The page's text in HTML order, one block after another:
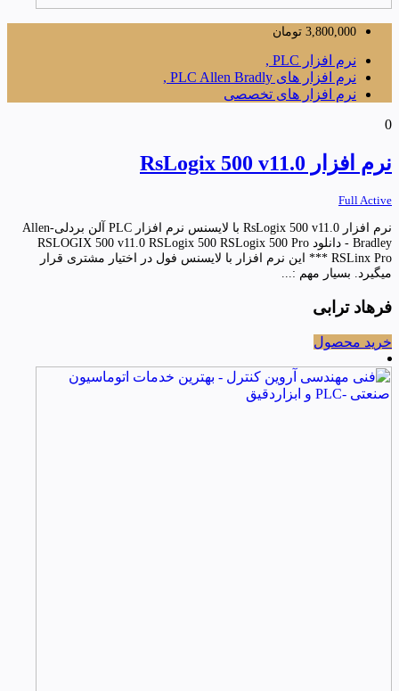
3,800,000 تومان
نرم افزار PLC ,
نرم افزار های PLC Allen Bradly ,
نرم افزار های تخصصی
0
نرم افزار RsLogix 500 v11.0
Full Active
نرم افزار RsLogix 500 v11.0 با لایسنس نرم افزار PLC آلن بردلی-Allen
Bradley - دانلود RSLOGIX 500 v11.0 RSLogix 500 RSLogix 500 Pro
RSLinx Pro *** این نرم افزار با لایسنس فول در اختیار مشتری قرار
میگیرد. بسیار مهم :...
فرهاد ترابی
خرید محصول